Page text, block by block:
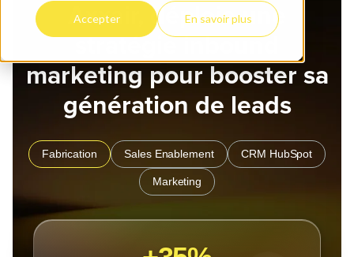
Accepter En savoir plus
Axxair, déploie une
stratégie inbound
marketing pour booster sa
génération de leads
Fabrication Sales Enablement CRM HubSpot
Marketing